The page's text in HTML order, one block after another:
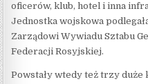
oficerów, klub, hotel i inna
Jednostka wojskowa
Zarządowi Wywiadu Sztabu
Federacji Rosyjskiej.
Powstały wtedy też trzy duże